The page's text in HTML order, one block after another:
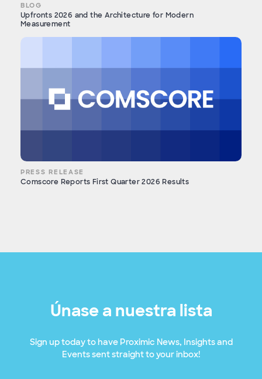
BLOG
Upfronts 2026 and the Architecture for Modern
Measurement
PRESS RELEASE
Comscore Reports First Quarter 2026 Results
Únase a nuestra lista
Sign up today to have Proximic News, Insights and
Events sent straight to your inbox!